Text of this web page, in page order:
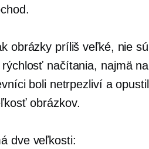
obrázky príliš veľké, nie
načítania, najmä
boli netrpezliví a
obrázkov.
dve veľkosti: